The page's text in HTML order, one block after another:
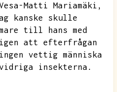
Matti Mariamäki,
kanske skulle
till hans med
att efterfrågan
vettig människa
insekterna.